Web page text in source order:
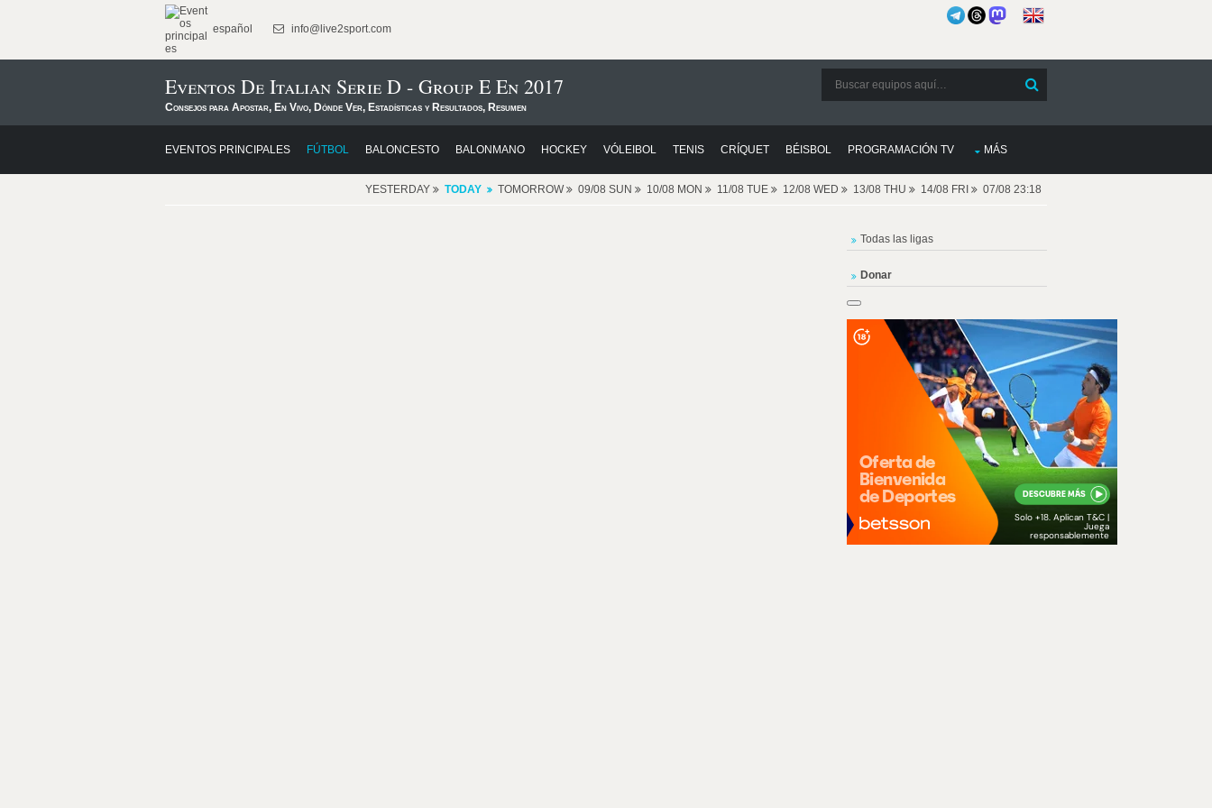
español info@live2sport.com
Eventos De Italian Serie D - Group E En 2017
Consejos para Apostar, En Vivo, Dónde Ver, Estadísticas y Resultados, Resumen
EVENTOS PRINCIPALES FÚTBOL BALONCESTO BALONMANO HOCKEY VÓLEIBOL TENIS CRÍQUET BÉISBOL PROGRAMACIÓN TV MÁS
YESTERDAY TODAY TOMORROW 09/08 SUN 10/08 MON 11/08 TUE 12/08 WED 13/08 THU 14/08 FRI 07/08 23:18
Todas las ligas
Donar